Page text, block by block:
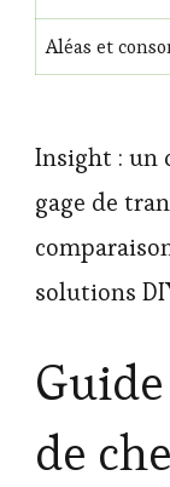
Aléas et
Insight : un
gage de
solutions
de